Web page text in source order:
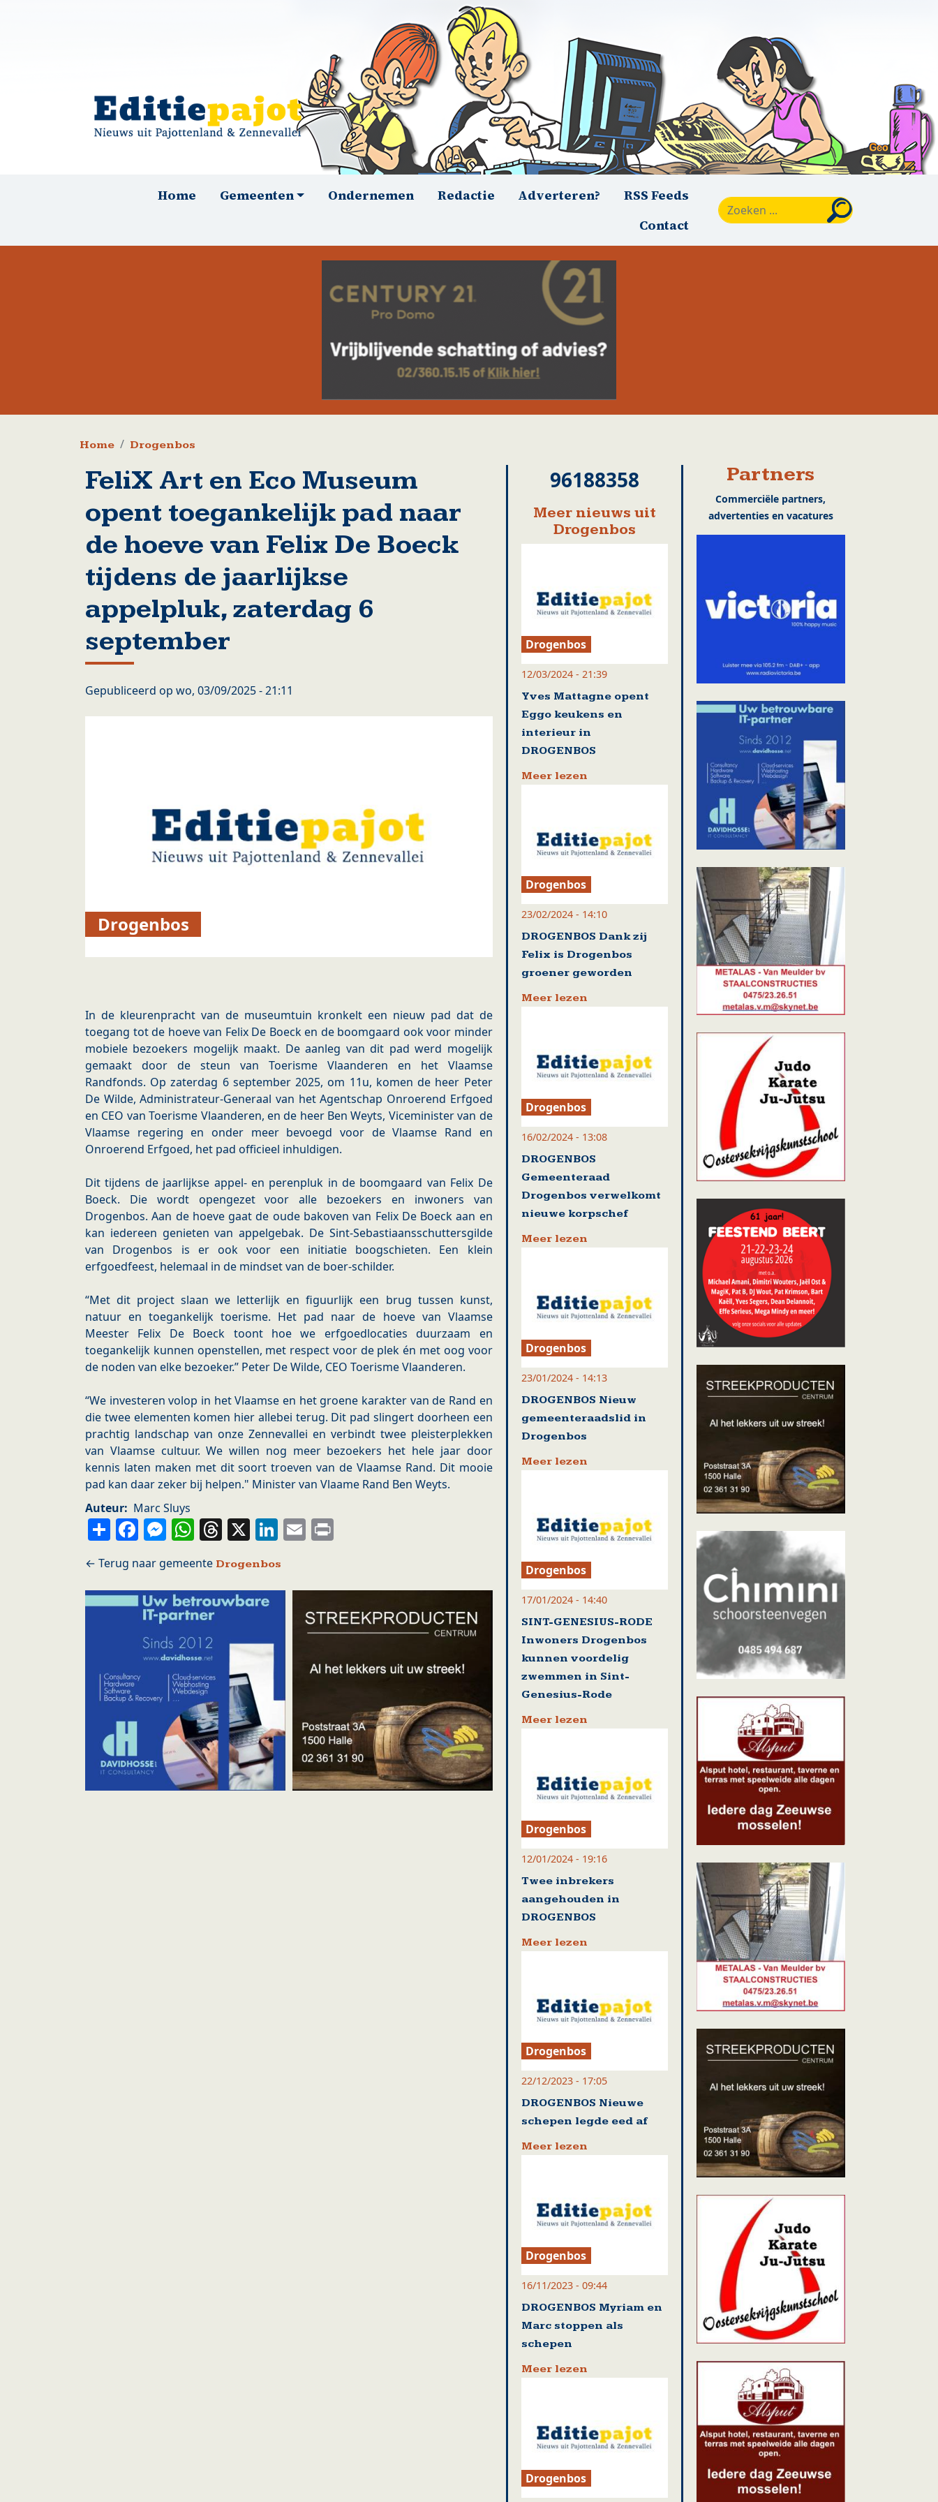
HoofdnavigatieHome Gemeenten Ondernemen Redactie Adverteren?
RSS Feeds
Contact
Kruimelpad
Home Drogenbos
FeliX Art en Eco Museum
opent toegankelijk pad naar
de hoeve van Felix De Boeck
tijdens de jaarlijkse
appelpluk, zaterdag 6
september
Gepubliceerd op wo, 03/09/2025 - 21:11
Drogenbos
In de kleurenpracht van de museumtuin kronkelt een nieuw pad dat de
toegang tot de hoeve van Felix De Boeck en de boomgaard ook voor minder
mobiele bezoekers mogelijk maakt. De aanleg van dit pad werd mogelijk
gemaakt door de steun van Toerisme Vlaanderen en het Vlaamse
Randfonds. Op zaterdag 6 september 2025, om 11u, komen de heer Peter
De Wilde, Administrateur-Generaal van het Agentschap Onroerend Erfgoed
en CEO van Toerisme Vlaanderen, en de heer Ben Weyts, Viceminister van de
Vlaamse regering en onder meer bevoegd voor de Vlaamse Rand en
Onroerend Erfgoed, het pad officieel inhuldigen.
Dit tijdens de jaarlijkse appel- en perenpluk in de boomgaard van Felix De
Boeck. Die wordt opengezet voor alle bezoekers en inwoners van
Drogenbos. Aan de hoeve gaat de oude bakoven van Felix De Boeck aan en
kan iedereen genieten van appelgebak. De Sint-Sebastiaansschuttersgilde
van Drogenbos is er ook voor een initiatie boogschieten. Een klein
erfgoedfeest, helemaal in de mindset van de boer-schilder.
“Met dit project slaan we letterlijk en figuurlijk een brug tussen kunst,
natuur en toegankelijk toerisme. Het pad naar de hoeve van Vlaamse
Meester Felix De Boeck toont hoe we erfgoedlocaties duurzaam en
toegankelijk kunnen openstellen, met respect voor de plek én met oog voor
de noden van elke bezoeker.” Peter De Wilde, CEO Toerisme Vlaanderen.
“We investeren volop in het Vlaamse en het groene karakter van de Rand en
die twee elementen komen hier allebei terug. Dit pad slingert doorheen een
prachtig landschap van onze Zennevallei en verbindt twee pleisterplekken
van Vlaamse cultuur. We willen nog meer bezoekers het hele jaar door
kennis laten maken met dit soort troeven van de Vlaamse Rand. Dit mooie
pad kan daar zeker bij helpen." Minister van Vlaame Rand Ben Weyts.
Auteur
Marc Sluys
ShareFacebook
Messenger
WhatsApp
Threads
X LinkedIn
Email
Drogenbos
96188358
Meer nieuws uit
Drogenbos
Drogenbos
12/03/2024 - 21:39
Yves Mattagne opent
Eggo keukens en
interieur in
DROGENBOS
Meer lezen
Drogenbos
23/02/2024 - 14:10
DROGENBOS Dank zij
Felix is Drogenbos
groener geworden
Meer lezen
Drogenbos
16/02/2024 - 13:08
DROGENBOS
Gemeenteraad
Drogenbos verwelkomt
nieuwe korpschef
Meer lezen
Drogenbos
23/01/2024 - 14:13
DROGENBOS Nieuw
gemeenteraadslid in
Drogenbos
Meer lezen
Drogenbos
17/01/2024 - 14:40
SINT-GENESIUS-RODE
Inwoners Drogenbos
kunnen voordelig
zwemmen in Sint-
Genesius-Rode
Meer lezen
Drogenbos
12/01/2024 - 19:16
Twee inbrekers
aangehouden in
DROGENBOS
Meer lezen
Drogenbos
22/12/2023 - 17:05
DROGENBOS Nieuwe
schepen legde eed af
Meer lezen
Drogenbos
16/11/2023 - 09:44
DROGENBOS Myriam en
Marc stoppen als
schepen
Meer lezen
Drogenbos
Partners
Commerciële partners,
advertenties en vacatures